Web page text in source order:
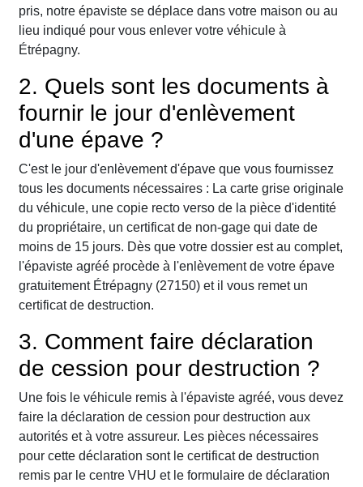
pris, notre épaviste se déplace dans votre maison ou au
lieu indiqué pour vous enlever votre véhicule à
Étrépagny.
2. Quels sont les documents à
fournir le jour d'enlèvement
d'une épave ?
C'est le jour d'enlèvement d'épave que vous fournissez
tous les documents nécessaires : La carte grise originale
du véhicule, une copie recto verso de la pièce d'identité
du propriétaire, un certificat de non-gage qui date de
moins de 15 jours. Dès que votre dossier est au complet,
l'épaviste agréé procède à l'enlèvement de votre épave
gratuitement Étrépagny (27150) et il vous remet un
certificat de destruction.
3. Comment faire déclaration
de cession pour destruction ?
Une fois le véhicule remis à l'épaviste agréé, vous devez
faire la déclaration de cession pour destruction aux
autorités et à votre assureur. Les pièces nécessaires
pour cette déclaration sont le certificat de destruction
remis par le centre VHU et le formulaire de déclaration